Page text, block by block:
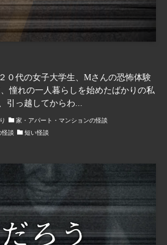
０代の女子大学生、Mさんの恐怖体験
憧れの一人暮らしを始めたばかりの私
引っ越してからわ...
家・アパート・マンションの怪談
怪談 短い怪談